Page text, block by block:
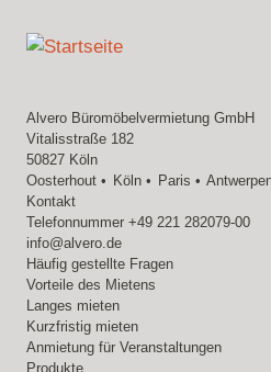
Alvero Büromöbelvermietung GmbH
Vitalisstraße 182
50827 Köln
Oosterhout
Köln Paris
Kontakt
Telefonnummer +49 221 282079-00
info@alvero.de
Häufig gestellte Fragen
Vorteile des Mietens
Langes mieten
Kurzfristig mieten
Anmietung für Veranstaltungen
Produkte